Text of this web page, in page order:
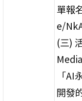
單報
e/
(三)
「
開發